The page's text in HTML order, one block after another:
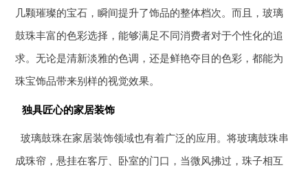
几颗璀璨的宝石，瞬间提升了饰品的整体档次。而且，玻璃
鼓珠丰富的色彩选择，能够满足不同消费者对于个性化的追
求。无论是清新淡雅的色调，还是鲜艳夺目的色彩，都能为
珠宝饰品带来别样的视觉效果。
独具匠心的家居装饰
玻璃鼓珠在家居装饰领域也有着广泛的应用。将玻璃鼓珠串
成珠帘，悬挂在客厅、卧室的门口，当微风拂过，珠子相互